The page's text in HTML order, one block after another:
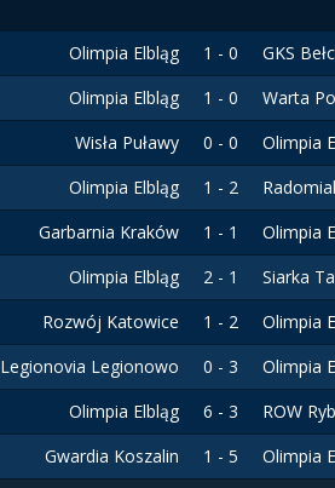
Olimpia Elbląg 1 - 0 GKS
Olimpia Elbląg 1 - 0 Warta
Wisła Puławy 0 - 0 Olimpia
Olimpia Elbląg 1 - 2
Garbarnia Kraków 1 - 1 Olimpia
Olimpia Elbląg 2 - 1 Siarka
Rozwój Katowice 1 - 2 Olimpia
Legionovia Legionowo 0 - 3 Olimpia
Olimpia Elbląg 6 - 3 ROW
Gwardia Koszalin 1 - 5 Olimpia